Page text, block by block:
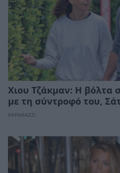
Χιου Τζάκμαν: Η βόλτα
με τη σύντροφό του,
PAPARAZZI